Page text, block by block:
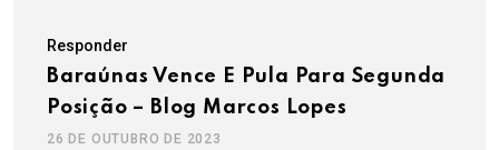
Responder
Baraúnas Vence E Pula Para Segunda
Posição – Blog Marcos Lopes
26 DE OUTUBRO DE 2023